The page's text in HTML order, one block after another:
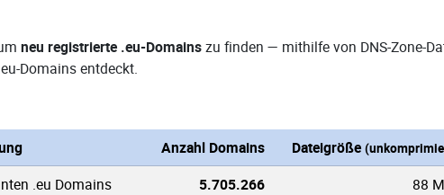
neu registrierte .eu-Domainszu finden — mithilfe von DNS-Zone-
Domains entdeckt.
Anzahl Domains Dateigröße
.eu Domains 5.705.266 88